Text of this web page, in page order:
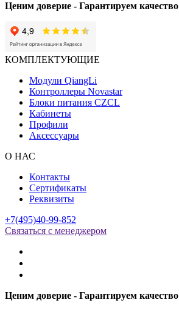
Ценим доверие - Гарантируем качество
КОМПЛЕКТУЮЩИЕ
Модули QiangLi
Контроллеры Novastar
Блоки питания CZCL
Кабинеты
Профили
Аксессуары
О НАС
Контакты
Сертификаты
Реквизиты
+7(495)40-99-852
Связаться с менеджером
Ценим доверие - Гарантируем качество